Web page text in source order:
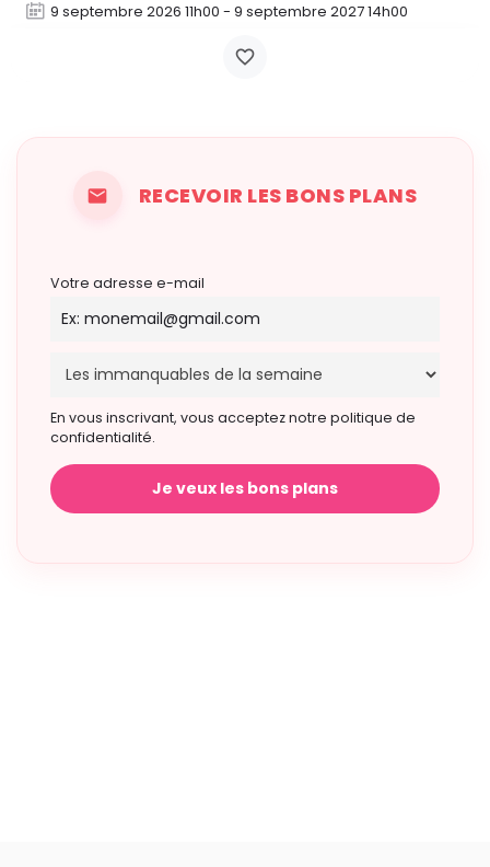
9 septembre 2026 11h00 - 9 septembre 2027 14h00
RECEVOIR LES BONS PLANS
Votre adresse e-mail
En vous inscrivant, vous acceptez notre politique de
confidentialité.